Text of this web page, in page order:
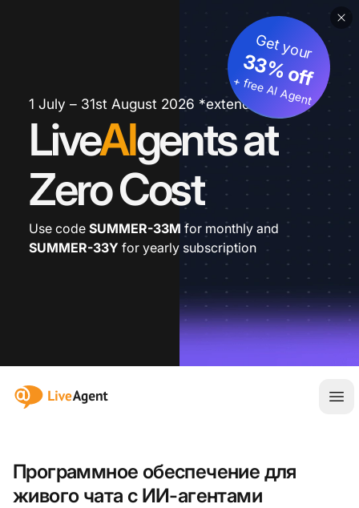
1 July – 31st August 2026 *extended
LiveAIgents at
Zero Cost
Get your
33% off
+ free AI Agent
Use code SUMMER-33M for monthly and
SUMMER-33Y for yearly subscription
:site.title
Программное обеспечение для
живого чата с ИИ-агентами